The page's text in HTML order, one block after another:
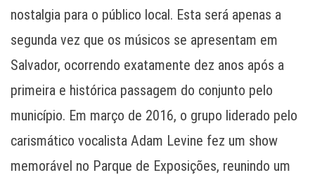
nostalgia para o público local. Esta será apenas a
segunda vez que os músicos se apresentam em
Salvador, ocorrendo exatamente dez anos após a
primeira e histórica passagem do conjunto pelo
município. Em março de 2016, o grupo liderado pelo
carismático vocalista Adam Levine fez um show
memorável no Parque de Exposições, reunindo um